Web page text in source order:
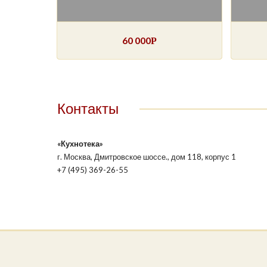
60 000Р
Контакты
«Кухнотека»
г. Москва, Дмитровское шоссе., дом 118, корпус 1
+7 (495) 369-26-55